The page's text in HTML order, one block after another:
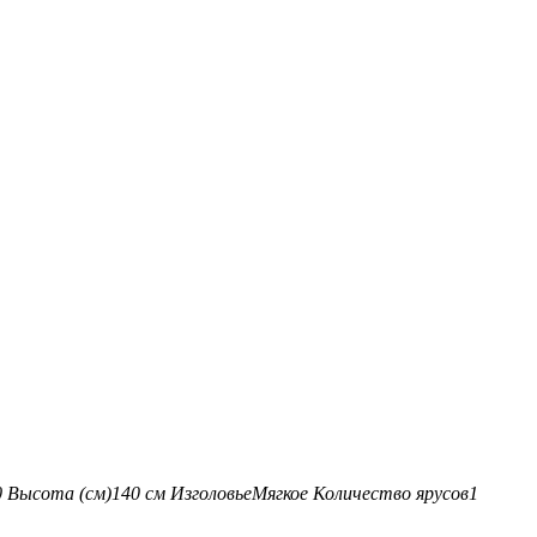
Высота (см)140 см ИзголовьеМягкое Количество ярусов1